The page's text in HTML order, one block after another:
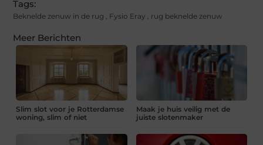
Tags:
Beknelde zenuw in de rug , Fysio Eray , rug beknelde zenuw
Meer Berichten
Slim slot voor je Rotterdamse
woning, slim of niet
Maak je huis veilig met de
juiste slotenmaker